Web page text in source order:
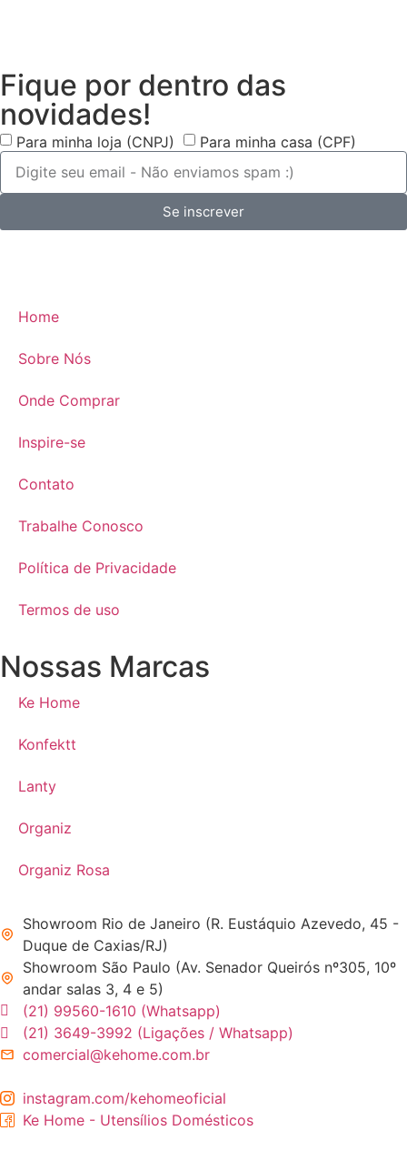
Fique por dentro das
novidades!
Para minha loja (CNPJ) Para minha casa (CPF)
Se inscrever
Home
Sobre Nós
Onde Comprar
Inspire-se
Contato
Trabalhe Conosco
Política de Privacidade
Termos de uso
Nossas Marcas
Ke Home
Konfektt
Lanty
Organiz
Organiz Rosa
Showroom Rio de Janeiro (R. Eustáquio Azevedo, 45 -
Duque de Caxias/RJ)
Showroom São Paulo (Av. Senador Queirós nº305, 10º
andar salas 3, 4 e 5)
(21) 99560-1610 (Whatsapp)
(21) 3649-3992 (Ligações / Whatsapp)
comercial@kehome.com.br
instagram.com/kehomeoficial
Ke Home - Utensílios Domésticos